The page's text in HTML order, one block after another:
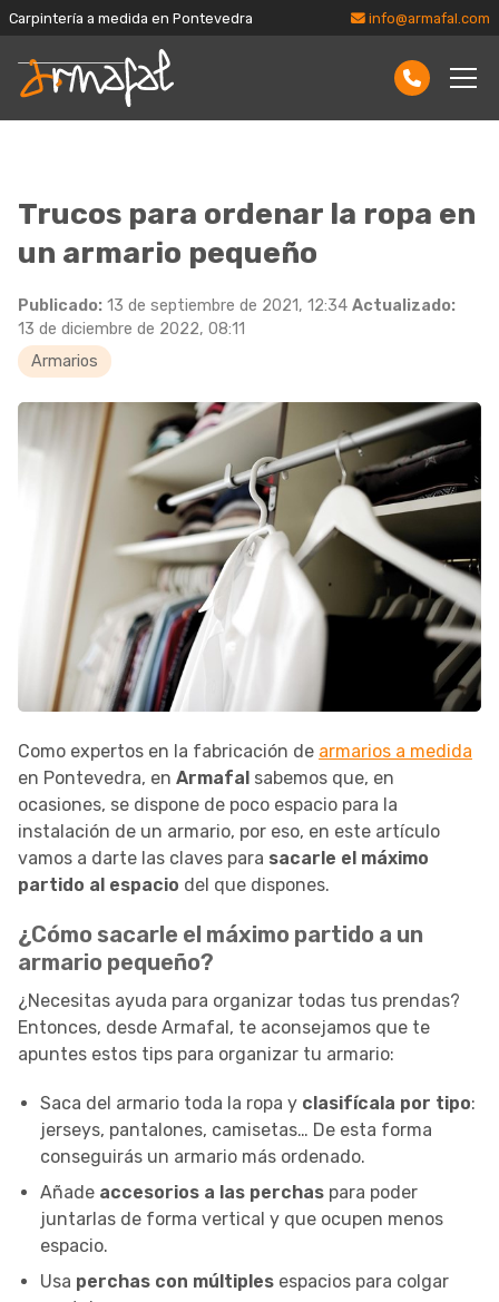
Carpintería a medida en Pontevedra info@armafal.com
Trucos para ordenar la ropa en
un armario pequeño
Publicado: 13 de septiembre de 2021, 12:34 Actualizado:
13 de diciembre de 2022, 08:11
Armarios
Como expertos en la fabricación de armarios a medida
en Pontevedra, en Armafal sabemos que, en
ocasiones, se dispone de poco espacio para la
instalación de un armario, por eso, en este artículo
vamos a darte las claves para sacarle el máximo
partido al espacio del que dispones.
¿Cómo sacarle el máximo partido a un
armario pequeño?
¿Necesitas ayuda para organizar todas tus prendas?
Entonces, desde Armafal, te aconsejamos que te
apuntes estos tips para organizar tu armario:
Saca del armario toda la ropa y clasifícala por tipo:
jerseys, pantalones, camisetas… De esta forma
conseguirás un armario más ordenado.
Añade accesorios a las perchas para poder
juntarlas de forma vertical y que ocupen menos
espacio.
Usa perchas con múltiples espacios para colgar